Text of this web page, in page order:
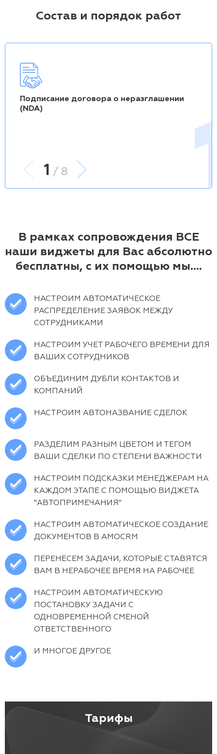
Состав и порядок работ
Подписание договора о неразглашении
(NDA)
1 / 8
В рамках сопровождения ВСЕ
наши виджеты для Вас абсолютно
бесплатны, с их помощью мы….
НАСТРОИМ АВТОМАТИЧЕСКОЕ
РАСПРЕДЕЛЕНИЕ ЗАЯВОК МЕЖДУ
СОТРУДНИКАМИ
НАСТРОИМ УЧЕТ РАБОЧЕГО ВРЕМЕНИ ДЛЯ
ВАШИХ СОТРУДНИКОВ
ОБЪЕДИНИМ ДУБЛИ КОНТАКТОВ И
КОМПАНИЙ
НАСТРОИМ АВТОНАЗВАНИЕ СДЕЛОК
РАЗДЕЛИМ РАЗНЫМ ЦВЕТОМ И ТЕГОМ
ВАШИ СДЕЛКИ ПО СТЕПЕНИ ВАЖНОСТИ
НАСТРОИМ ПОДСКАЗКИ МЕНЕДЖЕРАМ НА
КАЖДОМ ЭТАПЕ С ПОМОЩЬЮ ВИДЖЕТА
"АВТОПРИМЕЧАНИЯ"
НАСТРОИМ АВТОМАТИЧЕСКОЕ СОЗДАНИЕ
ДОКУМЕНТОВ В AMOCRM
ПЕРЕНЕСЕМ ЗАДАЧИ, КОТОРЫЕ СТАВЯТСЯ
ВАМ В НЕРАБОЧЕЕ ВРЕМЯ НА РАБОЧЕЕ
НАСТРОИМ АВТОМАТИЧЕСКУЮ
ПОСТАНОВКУ ЗАДАЧИ С
ОДНОВРЕМЕННОЙ СМЕНОЙ
ОТВЕТСТВЕННОГО
И МНОГОЕ ДРУГОЕ
Тарифы